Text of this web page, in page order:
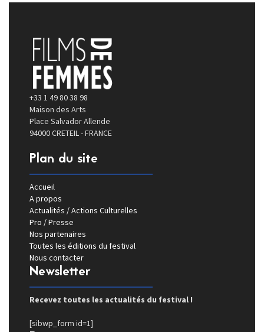
+33 1 49 80 38 98
Maison des Arts
Place Salvador Allende
94000 CRETEIL - FRANCE
Plan du site
Accueil
A propos
Actualités / Actions Culturelles
Pro / Presse
Nos partenaires
Toutes les éditions du festival
Nous contacter
Newsletter
Recevez toutes les actualités du festival !
[sibwp_form id=1]